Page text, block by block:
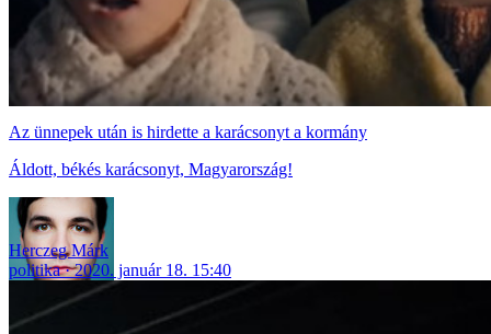
Az ünnepek után is hirdette a karácsonyt a kormány
Áldott, békés karácsonyt, Magyarország!
Herczeg Márk
politika
2020. január 18. 15:40